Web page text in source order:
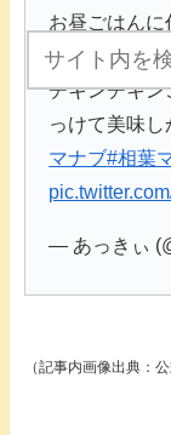
お昼ごはん
腹いっぱい！
チキンチキン
っけて美味
マナブ#相葉
— あっきぃ
（記事内画像出典：公